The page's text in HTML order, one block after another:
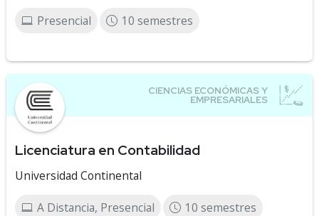
Presencial 10 semestres
Licenciatura en Contabilidad
Universidad Continental
A Distancia, Presencial 10 semestres